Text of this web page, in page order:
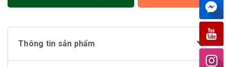
Thông tin sản phẩm